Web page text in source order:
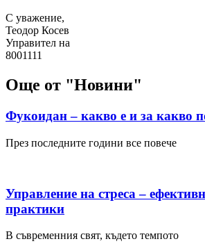
С уважение,
Теодор Косев
Управител на
8001111
Още от "Новини"
Фукоидан – какво е и за какво
През последните години все повече
Управление на стреса –
практики
В съвременния свят, където темпото